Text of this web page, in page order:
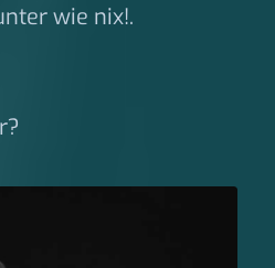
wie nix!.